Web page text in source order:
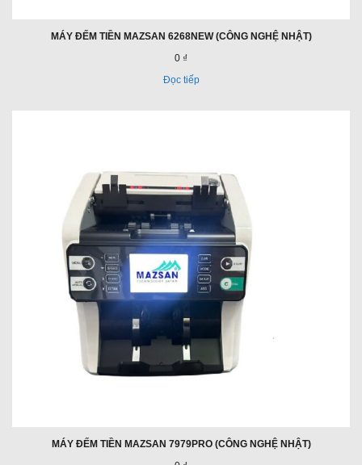
MÁY ĐẾM TIỀN MAZSAN 6268NEW (CÔNG NGHỆ NHẬT)
0 ₫
Đọc tiếp
MÁY ĐẾM TIỀN MAZSAN 7979PRO (CÔNG NGHỆ NHẬT)